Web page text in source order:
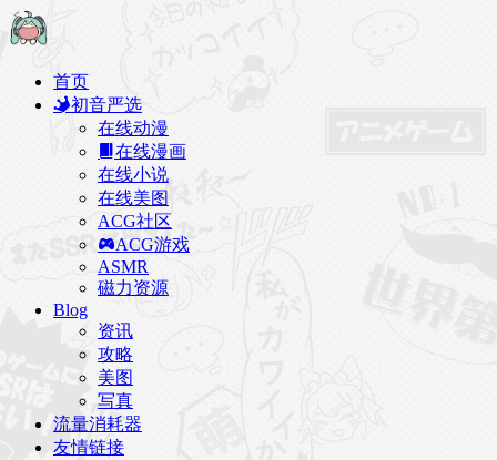
首页
初音严选
在线动漫
在线漫画
在线小说
在线美图
ACG社区
ACG游戏
ASMR
磁力资源
Blog
资讯
攻略
美图
写真
流量消耗器
友情链接